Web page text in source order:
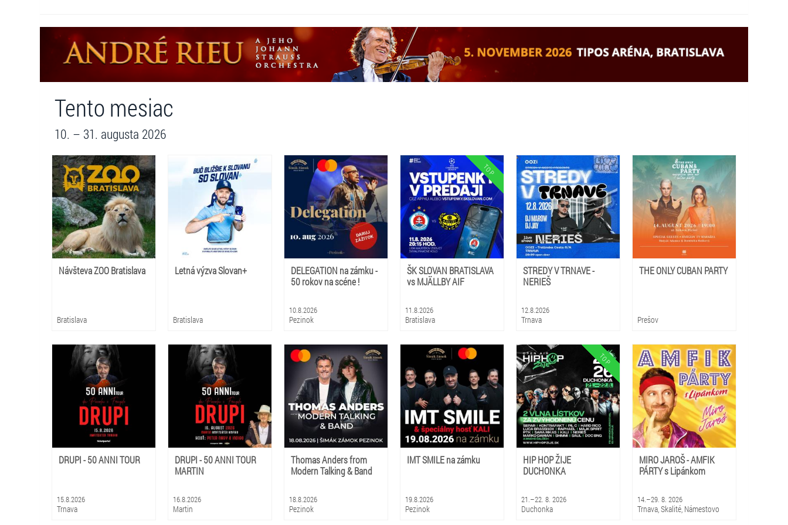
Tento mesiac
10. – 31. augusta 2026
Návšteva ZOO Bratislava
Bratislava
Letná výzva Slovan+
Bratislava
DELEGATION na zámku -
50 rokov na scéne !
10.8.2026
Pezinok
ŠK SLOVAN BRATISLAVA
vs MJÄLLBY AIF
11.8.2026
Bratislava
STREDY V TRNAVE -
NERIEŠ
12.8.2026
Trnava
THE ONLY CUBAN PARTY
Prešov
DRUPI - 50 ANNI TOUR
15.8.2026
Trnava
DRUPI - 50 ANNI TOUR
MARTIN
16.8.2026
Martin
Thomas Anders from
Modern Talking & Band
18.8.2026
Pezinok
IMT SMILE na zámku
19.8.2026
Pezinok
HIP HOP ŽIJE
DUCHONKA
21.–22. 8. 2026
Duchonka
MIRO JAROŠ - AMFIK
PÁRTY s Lipánkom
14.–29. 8. 2026
Trnava, Skalité, Námestovo